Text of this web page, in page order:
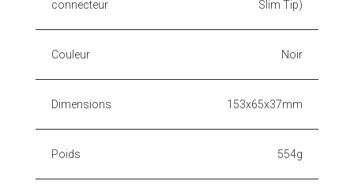
connecteur
Slim Tip)
Couleur Noir
Dimensions 153x65x37mm
Poids 554g